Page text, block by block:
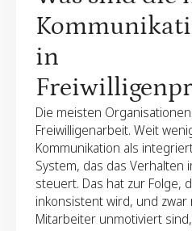
Teilnahme von „nett zu
unserer Arbeitsweise“.
einziges Mal verkündet,
verschärft.
Drittens schafft es
die auf einmaligen
kommt es häufig zu
Rückgang folgt.
sorgt für Rhythmus,
wiederkehrende
in
Die meisten
Freiwilligenarbeit. Weit
Kommunikation als
System, das das Verhalten
steuert. Das hat zur Folge,
inkonsistent wird, und zwar
Mitarbeiter unmotiviert